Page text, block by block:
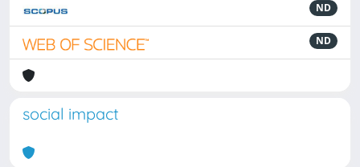
ND
ND
social impact